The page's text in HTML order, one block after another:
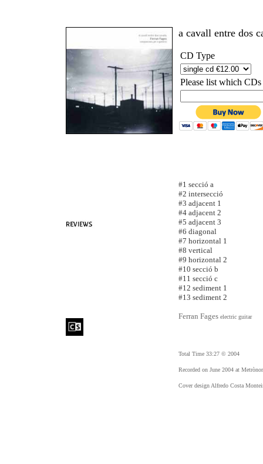
a cavall entre dos
CD Type
Please list which
#1 secció a
#2 intersecció
#3 adjacent 1
#4 adjacent 2
#5 adjacent 3
#6 diagonal
#7 horizontal 1
#8 vertical
#9 horizontal 2
#10 secció b
#11 secció c
#12 sediment 1
#13 sediment 2
Ferran Fages electric guitar
Total Time 33:27 © 2004
Recorded on June 2004 at
Cover design Alfredo Costa